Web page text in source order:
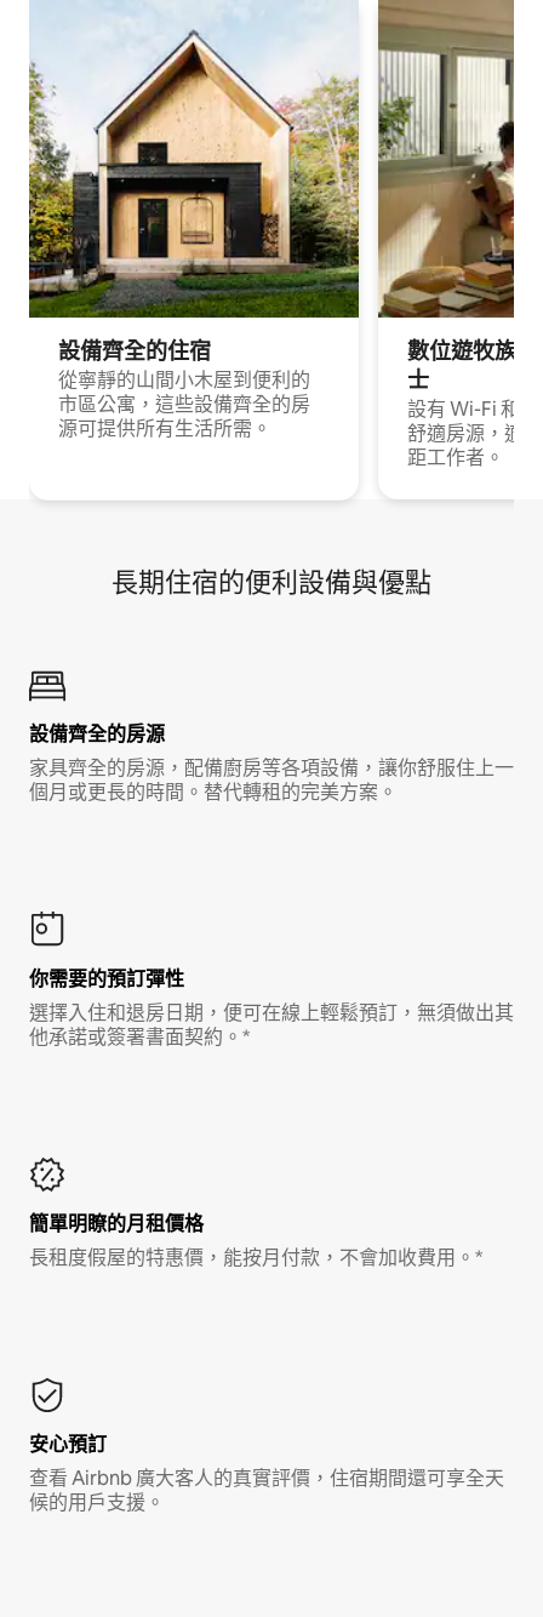
設備齊全的住宿
從寧靜的山間小木屋到便利的
市區公寓，這些設備齊全的房
源可提供所有生活所需。
數位遊牧族
士
設有 Wi-Fi 和
舒適房源，適
距工作者。
長期住宿的便利設備與優點
設備齊全的房源
家具齊全的房源，配備廚房等各項設備，讓你舒服住上一
個月或更長的時間。替代轉租的完美方案。
你需要的預訂彈性
選擇入住和退房日期，便可在線上輕鬆預訂，無須做出其
他承諾或簽署書面契約。*
簡單明瞭的月租價格
長租度假屋的特惠價，能按月付款，不會加收費用。*
安心預訂
查看 Airbnb 廣大客人的真實評價，住宿期間還可享全天
候的用戶支援。